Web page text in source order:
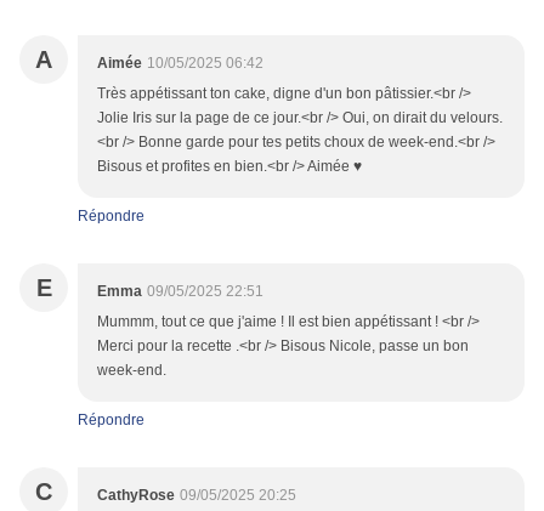
A Aimée 10/05/2025 06:42
Très appétissant ton cake, digne d'un bon pâtissier.<br />
Jolie Iris sur la page de ce jour.<br /> Oui, on dirait du velours.
<br /> Bonne garde pour tes petits choux de week-end.<br />
Bisous et profites en bien.<br /> Aimée ♥
Répondre
E Emma 09/05/2025 22:51
Mummm, tout ce que j'aime ! Il est bien appétissant ! <br />
Merci pour la recette .<br /> Bisous Nicole, passe un bon
week-end.
Répondre
C CathyRose 09/05/2025 20:25